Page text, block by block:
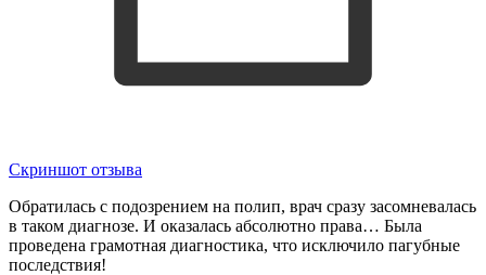
Скриншот отзыва
Обратилась с подозрением на полип, врач сразу засомневалась
в таком диагнозе. И оказалась абсолютно права… Была
проведена грамотная диагностика, что исключило пагубные
последствия!